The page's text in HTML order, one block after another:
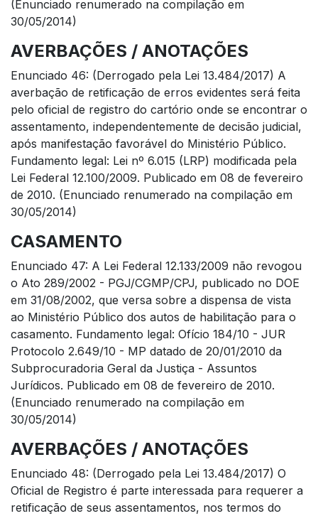
(Enunciado renumerado na compilação em
30/05/2014)
AVERBAÇÕES / ANOTAÇÕES
Enunciado 46: (Derrogado pela Lei 13.484/2017) A
averbação de retificação de erros evidentes será feita
pelo oficial de registro do cartório onde se encontrar o
assentamento, independentemente de decisão judicial,
após manifestação favorável do Ministério Público.
Fundamento legal: Lei nº 6.015 (LRP) modificada pela
Lei Federal 12.100/2009. Publicado em 08 de fevereiro
de 2010. (Enunciado renumerado na compilação em
30/05/2014)
CASAMENTO
Enunciado 47: A Lei Federal 12.133/2009 não revogou
o Ato 289/2002 - PGJ/CGMP/CPJ, publicado no DOE
em 31/08/2002, que versa sobre a dispensa de vista
ao Ministério Público dos autos de habilitação para o
casamento. Fundamento legal: Ofício 184/10 - JUR
Protocolo 2.649/10 - MP datado de 20/01/2010 da
Subprocuradoria Geral da Justiça - Assuntos
Jurídicos. Publicado em 08 de fevereiro de 2010.
(Enunciado renumerado na compilação em
30/05/2014)
AVERBAÇÕES / ANOTAÇÕES
Enunciado 48: (Derrogado pela Lei 13.484/2017) O
Oficial de Registro é parte interessada para requerer a
retificação de seus assentamentos, nos termos do